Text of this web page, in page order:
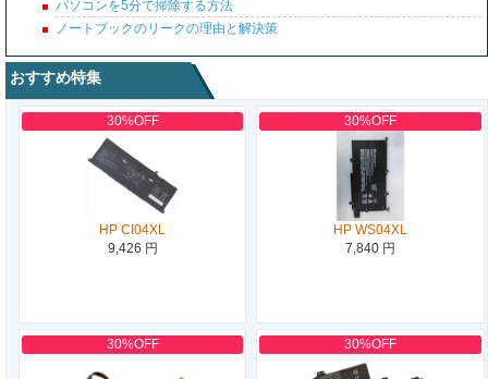
パソコンを5分で掃除する方法
ノートブックのリークの理由と解決策
おすすめ特集
30%OFF
HP CI04XL
9,426 円
30%OFF
HP WS04XL
7,840 円
30%OFF 30%OFF